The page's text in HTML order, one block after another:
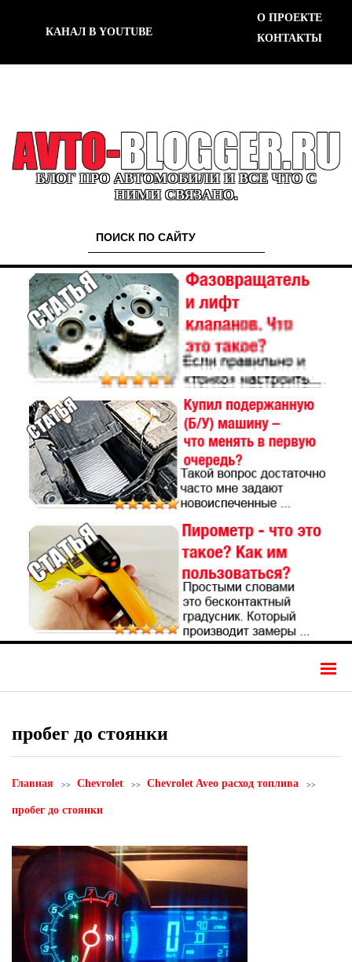
КАНАЛ В YOUTUBE
О ПРОЕКТЕ
КОНТАКТЫ
БЛОГ ПРО АВТОМОБИЛИ И ВСЕ ЧТО С
НИМИ СВЯЗАНО.
пробег до стоянки
Главная Chevrolet Сhevrolet Aveo расход топлива
пробег до стоянки